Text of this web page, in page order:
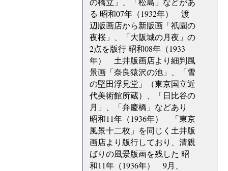
る 昭和07年（1932年） 渡
辺版画店から新版画「祇園の
夜桜」、「大阪城の月夜」の
2点を版行 昭和08年（1933
年） 土井版画店より細判風
景画「奈良猿沢の池」、「雪
の堅田浮見堂」（東京国立近
代美術館所蔵）、「日比谷の
月」、「弁慶橋」などあり
昭和11年（1936年） 「東京
風景十二枚」を同じく土井版
画店より版行しており、清親
ばりの風景版画を残した 昭
和11年（1936年） 9月、